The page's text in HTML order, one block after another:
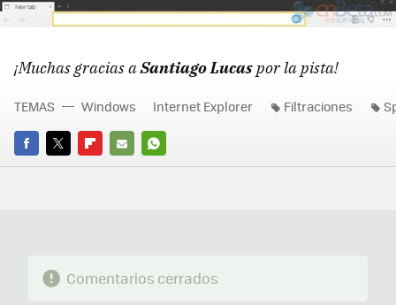
¡Muchas gracias aSantiago Lucaspor la pista!
FACEBOOK
TWITTERFLIPBOARD
E-
WHATSAPP
TEMAS Windows Internet Explorer Filtraciones
Comentarios cerrados